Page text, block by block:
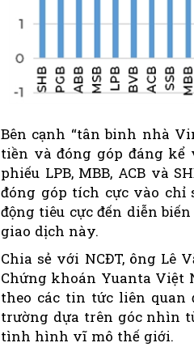
Bên cạnh “tân binh nhà
tiền và đóng góp đáng kể
phiếu LPB, MBB, ACB và
đóng góp tích cực vào chỉ
động tiêu cực đến diễn
giao dịch này.
Chia sẻ với NCĐT, ông Lê
Chứng khoán Yuanta Việt
theo các tin tức liên quan
trường dựa trên góc nhìn
tình hình vĩ mô thế giới.